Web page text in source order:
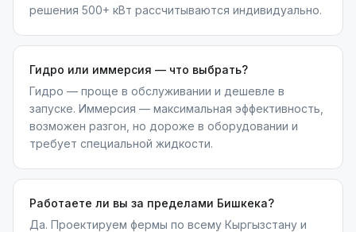
решения 500+ кВт рассчитываются индивидуально.
Гидро или иммерсия — что выбрать?
Гидро — проще в обслуживании и дешевле в
запуске. Иммерсия — максимальная эффективность,
возможен разгон, но дороже в оборудовании и
требует специальной жидкости.
Работаете ли вы за пределами Бишкека?
Да. Проектируем фермы по всему Кыргызстану и